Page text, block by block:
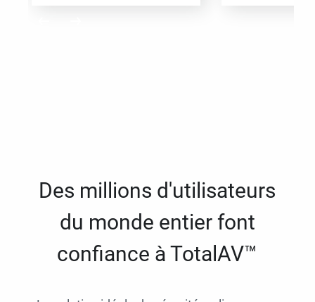
Des millions d'utilisateurs
du monde entier font
confiance à TotalAV™